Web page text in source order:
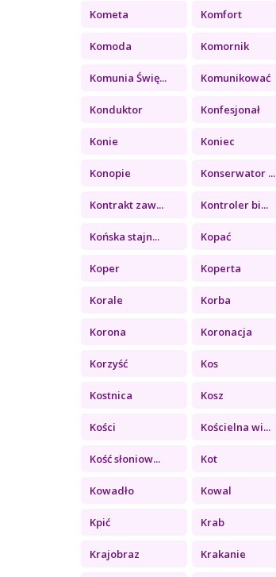
Kometa Komfort
Komoda Komornik
Komunia Świę... Komunikować
Konduktor Konfesjonał
Konie Koniec
Konopie Konserwator ...
Kontrakt zaw... Kontroler bi...
Końska stajn... Kopać
Koper Koperta
Korale Korba
Korona Koronacja
Korzyść Kos
Kostnica Kosz
Kości Kościelna wi...
Kość słoniow... Kot
Kowadło Kowal
Kpić Krab
Krajobraz Krakanie